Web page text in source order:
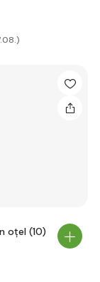
oțel (10)